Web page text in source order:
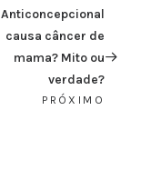
Anticoncepcional
causa câncer de
mama? Mito ou
verdade?
PRÓXIMO